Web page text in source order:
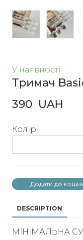
У наявності
Тримач
390  UAH
Колір
Додати до
DESCRIPTION
МІНІМАЛЬНА